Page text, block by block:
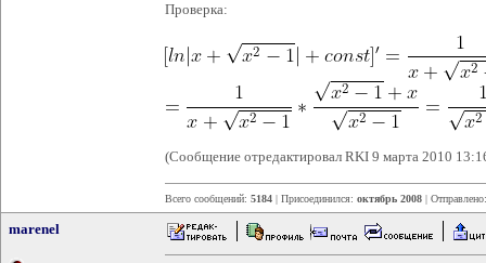
Проверка:
(Сообщение отредактировал RKI 9 марта 2010
Всего сообщений: 5184 | Присоединился: октябрь 2008 |
marenel